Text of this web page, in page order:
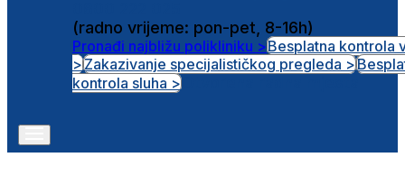
(radno vrijeme: pon-pet, 8-16h)
Pronađi najbližu polikliniku >Besplatna kontrola
>Zakazivanje specijalističkog pregleda >
kontrola sluha >